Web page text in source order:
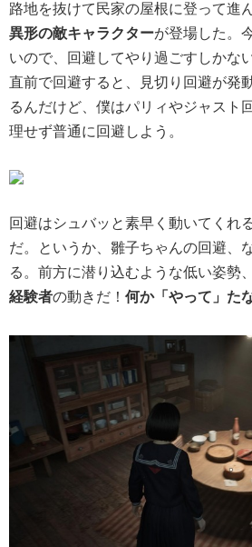
路地を抜けて民家の屋根に登って進
異形の敵キャラクターが登場した。
いので、回避してやり過ごすしかな
直前で回避すると、見切り回避が発
るんだけど、僕はパリィやジャスト
理せず普通に回避しよう。
回避はシュバッと素早く動いてくれ
だ。というか、雛子ちゃんの回避、
る。前方に潜り込むような低い姿勢
経験者の動きだ！ 何か「やって」た